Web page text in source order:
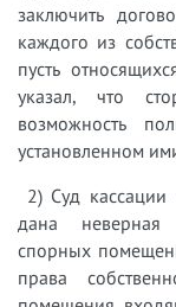
заключить
каждого из
пусть
указал, что
возможность
установленном
2) Суд
дана неверная
спорных
права